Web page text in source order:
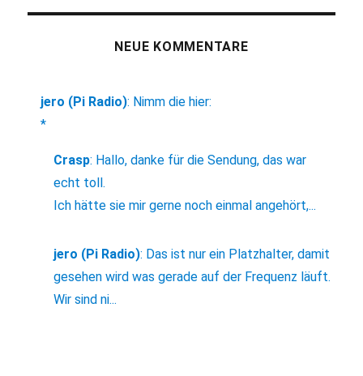
NEUE KOMMENTARE
jero (Pi Radio): Nimm die hier:
*
Crasp: Hallo, danke für die Sendung, das war
echt toll.
Ich hätte sie mir gerne noch einmal angehört,...
jero (Pi Radio): Das ist nur ein Platzhalter, damit
gesehen wird was gerade auf der Frequenz läuft.
Wir sind ni...